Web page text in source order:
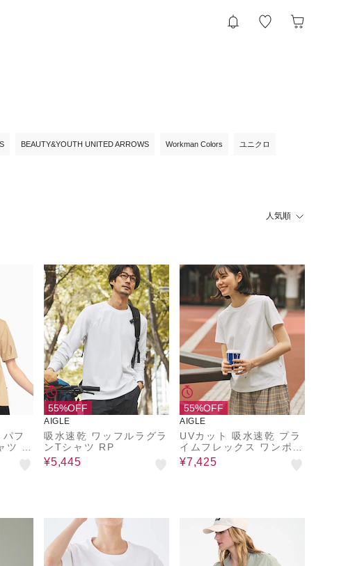
BEAUTY&YOUTH UNITED ARROWS Workman Colors ユニクロ
人気順
フ
ツ R
55%OFF
AIGLE
吸水速乾 ワッフルラグラ
ンTシャツ RP
¥5,445
55%OFF
AIGLE
UVカット 吸水速乾 プラ
イムフレックス ワンポイ
ントロゴ 半袖Tシャツ R
P
¥7,425